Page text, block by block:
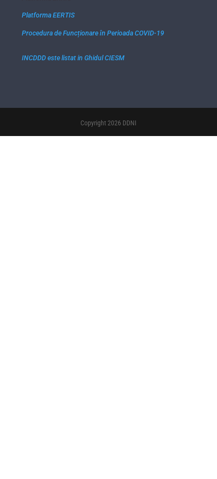
Platforma EERTIS
Procedura de Funcționare în Perioada COVID-19
INCDDD este listat in Ghidul CIESM
Copyright 2026 DDNI